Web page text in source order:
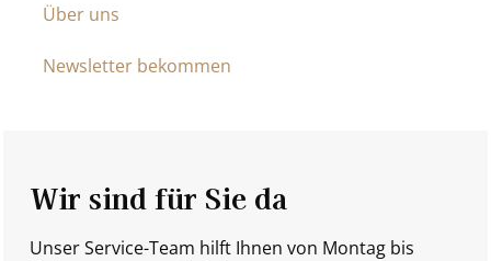
Über uns
Newsletter bekommen
Wir sind für Sie da
Unser Service-Team hilft Ihnen von Montag bis